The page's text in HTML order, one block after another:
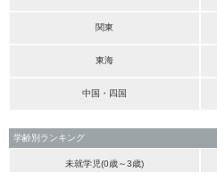
関東
東海
中国・四国
学齢別ランキング
未就学児(0歳～3歳)